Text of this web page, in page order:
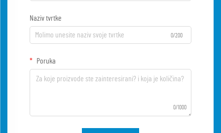
Naziv tvrtke
0/200
Poruka
0/1000